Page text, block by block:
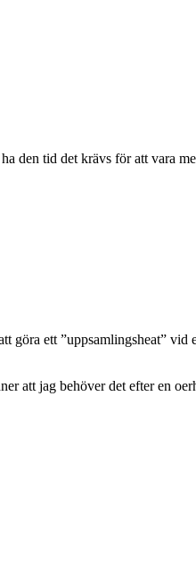
den tid det krävs för att vara
göra ett ”uppsamlingsheat” vid
att jag behöver det efter en